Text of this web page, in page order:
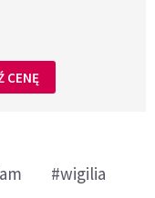
CENĘ
#wigilia